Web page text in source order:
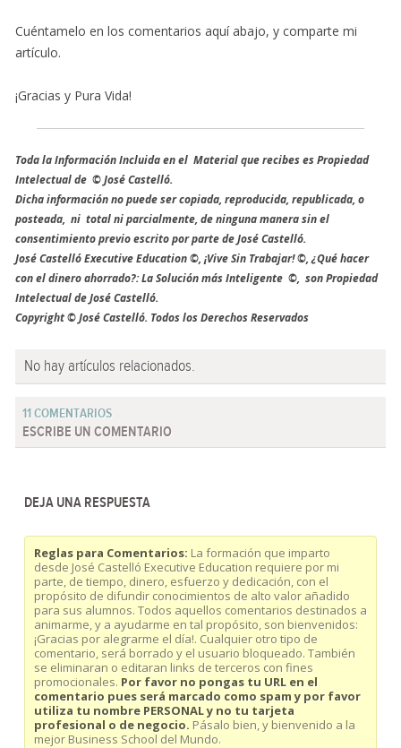
Cuéntamelo en los comentarios aquí abajo, y comparte mi
artículo.
¡Gracias y Pura Vida!
Toda la Información Incluida en el Material que recibes es Propiedad
Intelectual de © José Castelló.
Dicha información no puede ser copiada, reproducida, republicada, o
posteada, ni total ni parcialmente, de ninguna manera sin el
consentimiento previo escrito por parte de José Castelló.
José Castelló Executive Education ©, ¡Vive Sin Trabajar! ©, ¿Qué hacer
con el dinero ahorrado?: La Solución más Inteligente ©, son Propiedad
Intelectual de José Castelló.
Copyright © José Castelló. Todos los Derechos Reservados
No hay artículos relacionados.
11 COMENTARIOS
ESCRIBE UN COMENTARIO
DEJA UNA RESPUESTA
Reglas para Comentarios: La formación que imparto
desde José Castelló Executive Education requiere por mi
parte, de tiempo, dinero, esfuerzo y dedicación, con el
propósito de difundir conocimientos de alto valor añadido
para sus alumnos. Todos aquellos comentarios destinados a
animarme, y a ayudarme en tal propósito, son bienvenidos:
¡Gracias por alegrarme el día!. Cualquier otro tipo de
comentario, será borrado y el usuario bloqueado. También
se eliminaran o editaran links de terceros con fines
promocionales. Por favor no pongas tu URL en el
comentario pues será marcado como spam y por favor
utiliza tu nombre PERSONAL y no tu tarjeta
profesional o de negocio. Pásalo bien, y bienvenido a la
mejor Business School del Mundo.